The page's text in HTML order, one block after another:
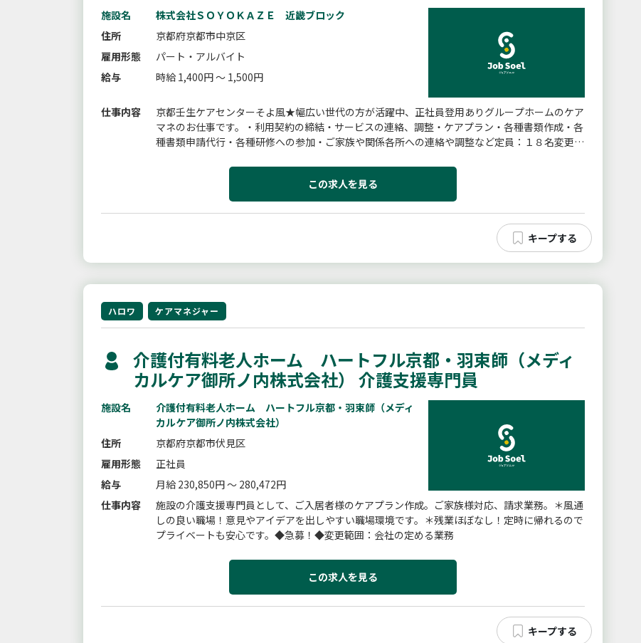
施設名
株式会社ＳＯＹＯＫＡＺＥ 近畿ブロック
住所
京都府京都市中京区
雇用形態
パート・アルバイト
給与
時給 1,400円 ～ 1,500円
仕事内容
京都壬生ケアセンターそよ風★幅広い世代の方が活躍中、正社員登用ありグループホームのケア
マネのお仕事です。・利用契約の締結・サービスの連絡、調整・ケアプラン・各種書類作成・各
種書類申請代行・各種研修への参加・ご家族や関係各所への連絡や調整など定員：１８名変更の
この求人を見る
ハロワ ケアマネジャー
介護付有料老人ホーム ハートフル京都・羽束師（メディ
カルケア御所ノ内株式会社） 介護支援専門員
施設名
介護付有料老人ホーム ハートフル京都・羽束師（メディ
カルケア御所ノ内株式会社）
住所
京都府京都市伏見区
雇用形態
正社員
給与
月給 230,850円 ～ 280,472円
仕事内容
施設の介護支援専門員として、ご入居者様のケアプラン作成。ご家族様対応、請求業務。＊風通
しの良い職場！意見やアイデアを出しやすい職場環境です。＊残業ほぼなし！定時に帰れるので
プライベートも安心です。◆急募！◆変更範囲：会社の定める業務
この求人を見る